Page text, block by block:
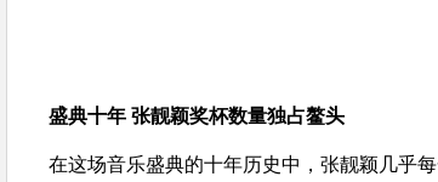
盛典十年 张靓颖奖杯数量独占鳌头
在这场音乐盛典的十年历史中，张靓颖几乎每